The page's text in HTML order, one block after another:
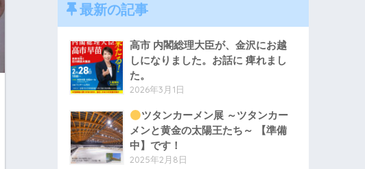
最新の記事
高市 内閣総理大臣が、金沢にお越
しになりました。お話に 痺れまし
た。
2026年3月1日
ツタンカーメン展 ～ツタンカー
メンと黄金の太陽王たち～ 【準備
中】です！
2025年2月8日